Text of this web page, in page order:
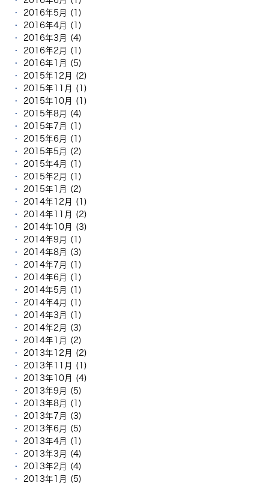
2016年5月 (1)
2016年4月 (1)
2016年3月 (4)
2016年2月 (1)
2016年1月 (5)
2015年12月 (2)
2015年11月 (1)
2015年10月 (1)
2015年8月 (4)
2015年7月 (1)
2015年6月 (1)
2015年5月 (2)
2015年4月 (1)
2015年2月 (1)
2015年1月 (2)
2014年12月 (1)
2014年11月 (2)
2014年10月 (3)
2014年9月 (1)
2014年8月 (3)
2014年7月 (1)
2014年6月 (1)
2014年5月 (1)
2014年4月 (1)
2014年3月 (1)
2014年2月 (3)
2014年1月 (2)
2013年12月 (2)
2013年11月 (1)
2013年10月 (4)
2013年9月 (5)
2013年8月 (1)
2013年7月 (3)
2013年6月 (5)
2013年4月 (1)
2013年3月 (4)
2013年2月 (4)
2013年1月 (5)